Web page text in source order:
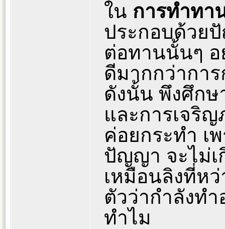
ใน การทำทา
ประกอบด้วย
ต่อทานนั้นๆ อ
ดีมากกว่ากา
ดังนั้น พึงศึกษ
และการเจริ
ค่อยกระทำ เ
ปัญญา จะไม่เ
เหมือนลิงที่ห
ตัวว่ากำลังทำ
ทำไม